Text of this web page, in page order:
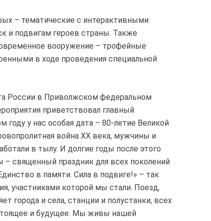
– тематические с интерактивными
и подвигам героев страны. Также
вооружение – трофейные
в ходе проведения специальной
России в Приволжском федеральном
приветствовал главный
у нас особая дата – 80-летие Великой
война ХХ века, мужчины и
в тылу. И долгие годы после этого
священный праздник для всех поколений
в памяти. Сила в подвиге!» – так
участниками которой мы стали. Поезд,
города и села, станции и полустанки, всех
и будущее. Мы живы нашей